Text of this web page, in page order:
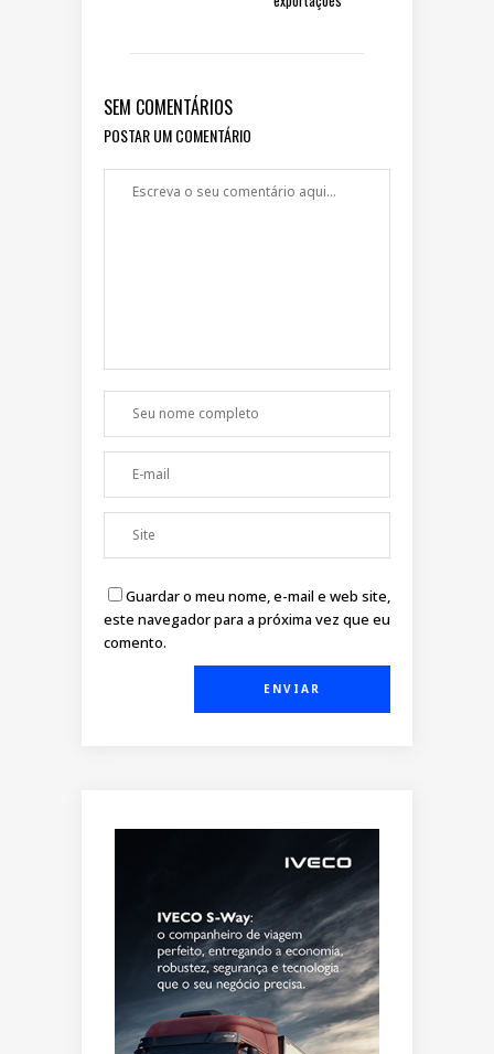
SEM COMENTÁRIOS
POSTAR UM COMENTÁRIO
Guardar o meu nome, e-mail e web site,
este navegador para a próxima vez que eu
comento.